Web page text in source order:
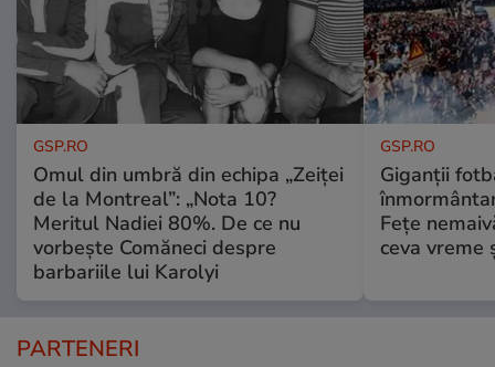
GSP.RO
Omul din umbră din echipa „Zeiței
de la Montreal”: „Nota 10?
Meritul Nadiei 80%. De ce nu
vorbește Comăneci despre
barbariile lui Karolyi
GSP.RO
Giganții
Fețe
ceva vreme
PARTENERI